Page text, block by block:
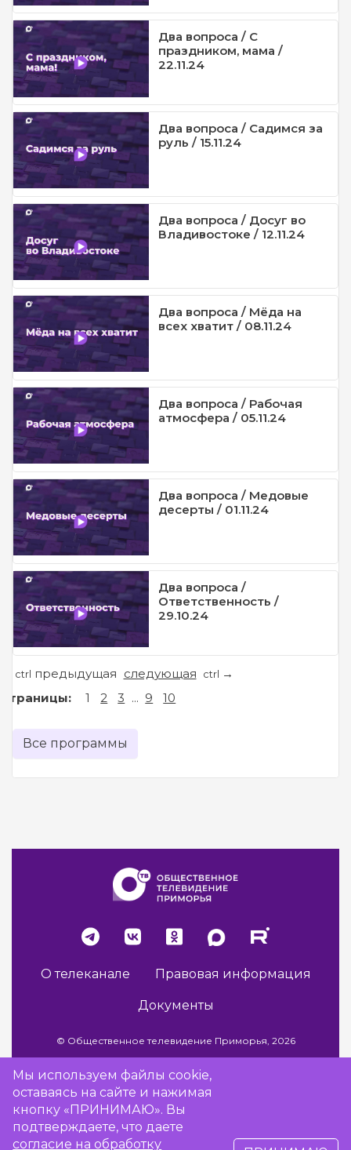
Два вопроса / С
праздником, мама /
22.11.24
Два вопроса / Садимся за
руль / 15.11.24
Два вопроса / Досуг во
Владивостоке / 12.11.24
Два вопроса / Мёда на
всех хватит / 08.11.24
Два вопроса / Рабочая
атмосфера / 05.11.24
Два вопроса / Медовые
десерты / 01.11.24
Два вопроса /
Ответственность /
29.10.24
ctrl предыдущая следующая ctrl →
Страницы: 1 2 3 ... 9 10
Все программы
О телеканале Правовая информация
Документы
© Общественное телевидение Приморья, 2026
Разработка сайта -Vladweb
Мы используем файлы cookie,
оставаясь на сайте и нажимая
кнопку «ПРИНИМАЮ». Вы
подтверждаете, что даете
согласие на обработку